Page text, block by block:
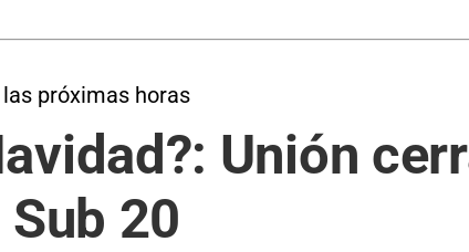
próximas horas
Unión
20